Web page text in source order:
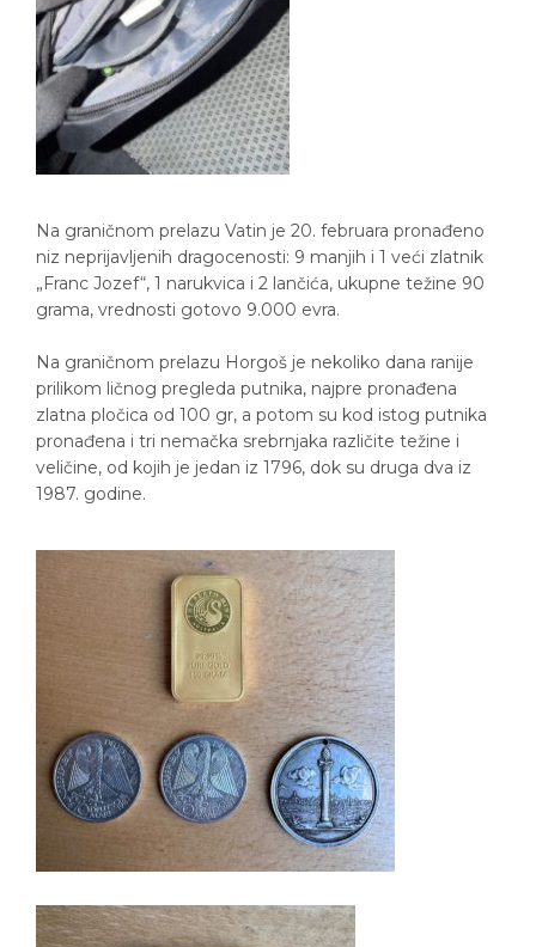
Na graničnom prelazu Vatin je 20. februara pronađeno
niz neprijavljenih dragocenosti: 9 manjih i 1 veći zlatnik
„Franc Jozef“, 1 narukvica i 2 lančića, ukupne težine 90
grama, vrednosti gotovo 9.000 evra.
Na graničnom prelazu Horgoš je nekoliko dana ranije
prilikom ličnog pregleda putnika, najpre pronađena
zlatna pločica od 100 gr, a potom su kod istog putnika
pronađena i tri nemačka srebrnjaka različite težine i
veličine, od kojih je jedan iz 1796, dok su druga dva iz
1987. godine.